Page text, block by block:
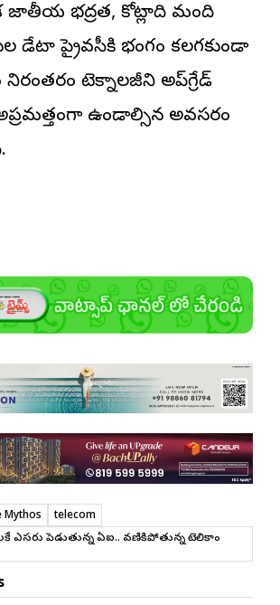
జాతీయ భద్రత, కోట్లాది మంది
డేటా ప్రైవసీకి భంగం కలగకుండా
టెక్నాలజీని అప్‌గ్రేడ్
ఉండాల్సిన అవసరం
Mythos
telecom
ఎసరు పెడుతున్న ఏఐ.. వణికిపోతున్న టెలికాం